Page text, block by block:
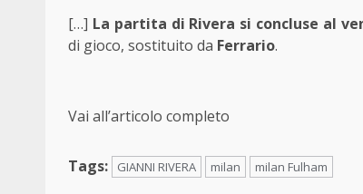
[…] La partita di Rivera si concluse al
di gioco, sostituito da Ferrario.
Vai all’articolo completo
Tags: GIANNI RIVERA milan milan Fulham